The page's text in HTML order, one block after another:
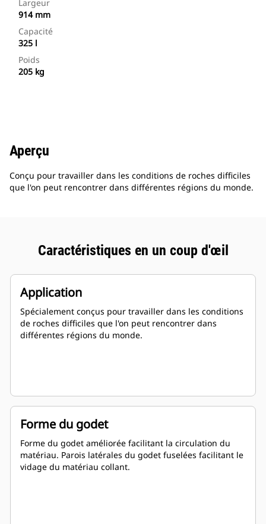
Largeur
914 mm
Capacité
325 l
Poids
205 kg
Aperçu
Conçu pour travailler dans les conditions de roches difficiles
que l'on peut rencontrer dans différentes régions du monde.
Caractéristiques en un coup d'œil
Application
Spécialement conçus pour travailler dans les conditions
de roches difficiles que l'on peut rencontrer dans
différentes régions du monde.
Forme du godet
Forme du godet améliorée facilitant la circulation du
matériau. Parois latérales du godet fuselées facilitant le
vidage du matériau collant.